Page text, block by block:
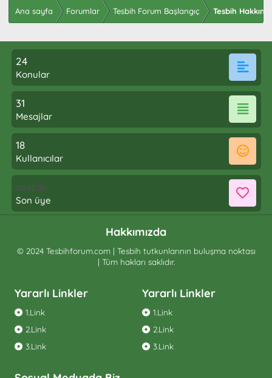
Ana sayfa Forumlar Tesbih Forum Başlangıç Tesbih
24
Konular
31
Mesajlar
18
Kullanıcılar
sustalı
Son üye
Hakkımızda
© 2024 Tesbihforum.com | Tesbih tutkunlarının buluşma noktası
| Tüm hakları saklıdır.
Yararlı Linkler
1.Link
2.Link
3.Link
Yararlı Linkler
1.Link
2.Link
3.Link